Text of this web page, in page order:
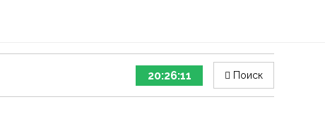
20:26:12 Поиск